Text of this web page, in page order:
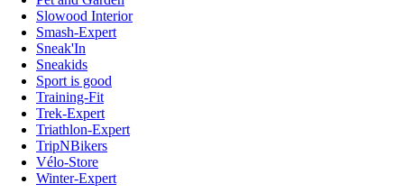
Slowood Interior
Smash-Expert
Sneak'In
Sneakids
Sport is good
Training-Fit
Trek-Expert
Triathlon-Expert
TripNBikers
Vélo-Store
Winter-Expert